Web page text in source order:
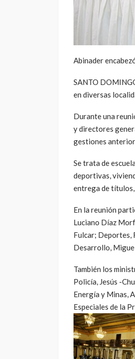
Abinader
SANTO
en diversas
Durante una
y directores
gestiones
Se trata de
deportivas,
entrega de
En la reunión
Luciano Díaz
Fulcar; Deportes,
Desarrollo,
También los
Policía, Jesús -
Energía y Minas,
Especiales de la